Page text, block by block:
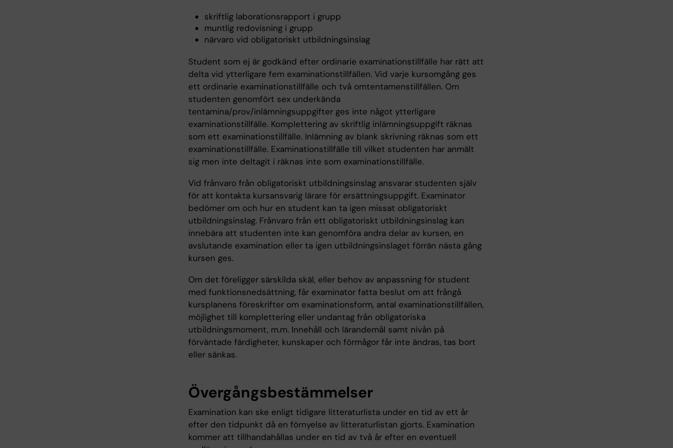
skriftlig laborationsrapport i grupp
muntlig redovisning i grupp
närvaro vid obligatoriskt utbildningsinslag
Student som ej är godkänd efter ordinarie examinationstillfälle har rätt att
delta vid ytterligare fem examinationstillfällen. Vid varje kursomgång ges
ett ordinarie examinationstillfälle och två omtentamenstillfällen. Om
studenten genomfört sex underkända
tentamina/prov/inlämningsuppgifter ges inte något ytterligare
examinationstillfälle. Komplettering av skriftlig inlämningsuppgift räknas
som ett examinationstillfälle. Inlämning av blank skrivning räknas som ett
examinationstillfälle. Examinationstillfälle till vilket studenten har anmält
sig men inte deltagit i räknas inte som examinationstillfälle.
Vid frånvaro från obligatoriskt utbildningsinslag ansvarar studenten själv
för att kontakta kursansvarig lärare för ersättningsuppgift. Examinator
bedömer om och hur en student kan ta igen missat obligatoriskt
utbildningsinslag. Frånvaro från ett obligatoriskt utbildningsinslag kan
innebära att studenten inte kan genomföra andra delar av kursen, en
avslutande examination eller ta igen utbildningsinslaget förrän nästa gång
kursen ges.
Om det föreligger särskilda skäl, eller behov av anpassning för student
med funktionsnedsättning, får examinator fatta beslut om att frångå
kursplanens föreskrifter om examinationsform, antal examinationstillfällen,
möjlighet till komplettering eller undantag från obligatoriska
utbildningsmoment, m.m. Innehåll och lärandemål samt nivån på
förväntade färdigheter, kunskaper och förmågor får inte ändras, tas bort
eller sänkas.
Övergångsbestämmelser
Examination kan ske enligt tidigare litteraturlista under en tid av ett år
efter den tidpunkt då en förnyelse av litteraturlistan gjorts. Examination
kommer att tillhandahållas under en tid av två år efter en eventuell